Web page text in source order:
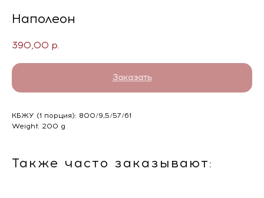
Наполеон
390,00 р.
Заказать
КБЖУ (1 порция): 800/9,5/57/61
Weight: 200 g
Также часто заказывают: